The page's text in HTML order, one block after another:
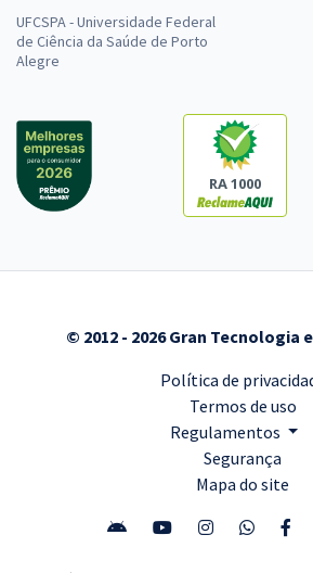
UFCSPA - Universidade Federal
de Ciência da Saúde de Porto
Alegre
RA 1000
© 2012 - 2026 Gran Tecnologia
Política de
Termos de uso
Regulamentos
Segurança
Mapa do site